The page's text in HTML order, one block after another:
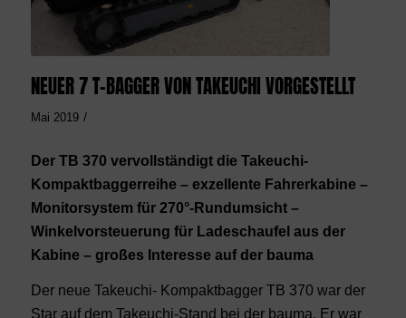
NEUER 7 T-BAGGER VON TAKEUCHI VORGESTELLT
Mai 2019 /
Der TB 370 vervollständigt die Takeuchi-
Kompaktbaggerreihe – exzellente Fahrerkabine –
Monitorsystem für 270°-Rundumsicht –
Winkelvorsteuerung für Ladeschaufel aus der
Kabine – großes Interesse auf der bauma
Der neue Takeuchi- Kompaktbagger TB 370 war der
Star auf dem Takeuchi-Stand bei der bauma. Er war